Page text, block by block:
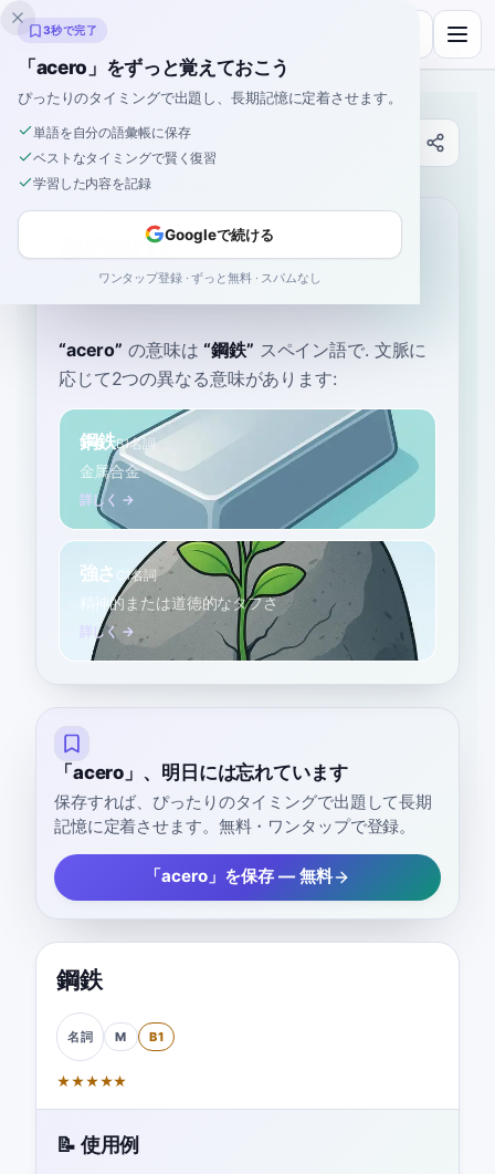
Inklingo
辞書
ホーム›スペイン語
acero
ah-SEH-roh aˈθeɾo
“acero” の意味は “鋼鉄” スペイン語で. 文脈に
応じて2つの異なる意味があります:
鋼鉄B1名詞
金属合金
詳しく →
強さ C1名詞
精神的または道徳的なタフさ
詳しく →
「acero」、明日には忘れています
保存すれば、ぴったりのタイミングで出題して長期
記憶に定着させます。無料・ワンタップで登録。
「acero」を保存 — 無料
鋼鉄
名詞 M B1
★★★★★
📝 使用例
3秒で完了
「acero」をずっと覚えておこう
ぴったりのタイミングで出題し、長期記憶に定着させます。
単語を自分の語彙帳に保存
ベストなタイミングで賢く復習
学習した内容を記録
Googleで続ける
ワンタップ登録 · ずっと無料 · スパムなし